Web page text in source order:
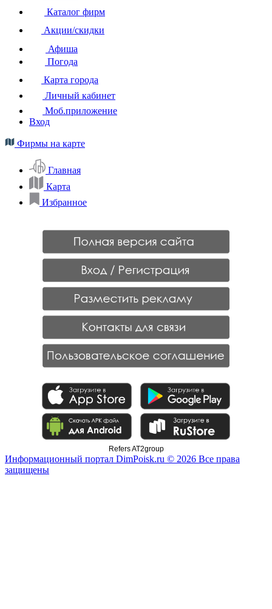
Каталог фирм
Акции/скидки
Афиша
Погода
Карта города
Личный кабинет
Моб.приложение
Вход
Фирмы на карте
Главная
Карта
Избранное
Refers AT2group
Информационный портал DimPoisk.ru © 2026 Все права
защищены